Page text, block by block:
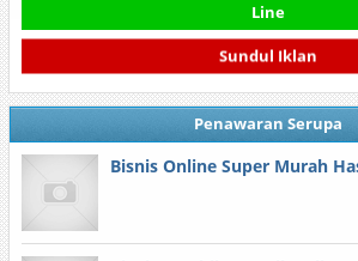
Line
Sundul Iklan
Penawaran Serupa
Bisnis Online Super Murah